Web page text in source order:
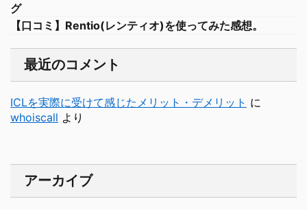
グ
【口コミ】Rentio(レンティオ)を使ってみた感想。
最近のコメント
ICLを実際に受けて感じたメリット・デメリット に
whoiscall より
アーカイブ